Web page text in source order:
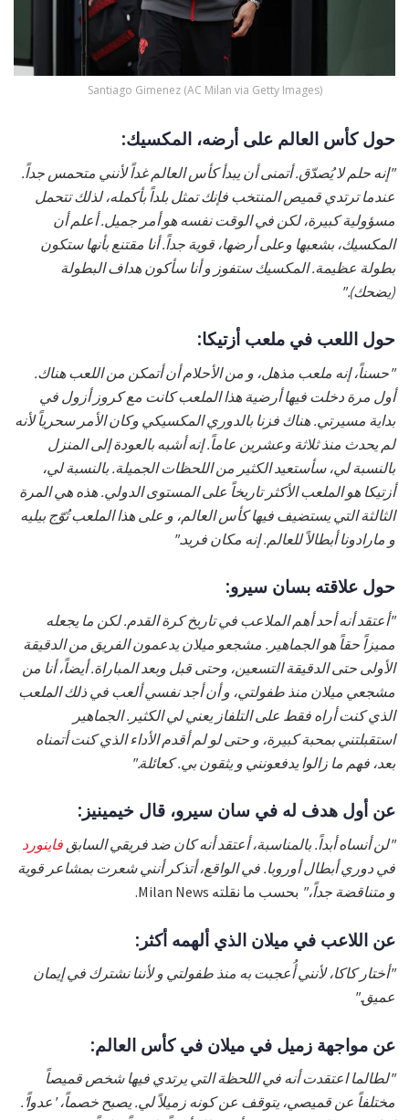
Santiago Gimenez (AC Milan via Getty Images)
حول كأس العالم على أرضه، المكسيك:
"إنه حلم لا يُصدّق. أتمنى أن يبدأ كأس العالم غداً لأنني متحمس جداً.
عندما ترتدي قميص المنتخب فإنك تمثل بلداً بأكمله، لذلك تتحمل
مسؤولية كبيرة، لكن في الوقت نفسه هو أمر جميل. أعلم أن
المكسيك، بشعبها وعلى أرضها، قوية جداً. أنا مقتنع بأنها ستكون
بطولة عظيمة. المكسيك ستفوز و أنا سأكون هداف البطولة
(يضحك)."
حول اللعب في ملعب أزتيكا:
"حسناً، إنه ملعب مذهل، و من الأحلام أن أتمكن من اللعب هناك.
أول مرة دخلت فيها أرضية هذا الملعب كانت مع كروز أزول في
بداية مسيرتي. هناك فزنا بالدوري المكسيكي وكان الأمر سحرياً لأنه
لم يحدث منذ ثلاثة وعشرين عاماً. إنه أشبه بالعودة إلى المنزل
بالنسبة لي، سأستعيد الكثير من اللحظات الجميلة. بالنسبة لي،
أزتيكا هو الملعب الأكثر تاريخاً على المستوى الدولي. هذه هي المرة
الثالثة التي يستضيف فيها كأس العالم، و على هذا الملعب تُوّج بيليه
و مارادونا أبطالاً للعالم. إنه مكان فريد."
حول علاقته بسان سيرو:
"أعتقد أنه أحد أهم الملاعب في تاريخ كرة القدم. لكن ما يجعله
مميزاً حقاً هو الجماهير. مشجعو ميلان يدعمون الفريق من الدقيقة
الأولى حتى الدقيقة التسعين، وحتى قبل وبعد المباراة. أيضاً، أنا من
مشجعي ميلان منذ طفولتي، و أن أجد نفسي ألعب في ذلك الملعب
الذي كنت أراه فقط على التلفاز يعني لي الكثير. الجماهير
استقبلتني بمحبة كبيرة، و حتى لو لم أقدم الأداء الذي كنت أتمناه
بعد، فهم ما زالوا يدفعونني و يثقون بي. كعائلة."
عن أول هدف له في سان سيرو، قال خيمينيز:
"لن أنساه أبداً. بالمناسبة، أعتقد أنه كان ضد فريقي السابق فاينورد
في دوري أبطال أوروبا. في الواقع، أتذكر أنني شعرت بمشاعر قوية
و متناقضة جداً،" بحسب ما نقلته Milan News.
عن اللاعب في ميلان الذي ألهمه أكثر:
"أختار كاكا، لأنني أُعجبت به منذ طفولتي و لأننا نشترك في إيمان
عميق."
عن مواجهة زميل في ميلان في كأس العالم:
"لطالما اعتقدت أنه في اللحظة التي يرتدي فيها شخص قميصاً
مختلفاً عن قميصي، يتوقف عن كونه زميلاً لي. يصبح خصماً، 'عدواً'.